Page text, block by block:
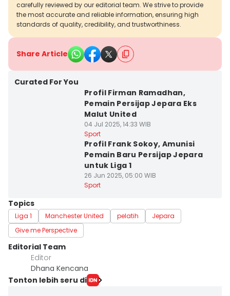
carefully reviewed by our editorial team. We strive to provide
the most accurate and reliable information, ensuring high
standards of quality, credibility, and trustworthiness.
Share Article
Curated For You
Profil Firman Ramadhan,
Pemain Persijap Jepara Eks
Malut United
04 Jul 2025, 14:33 WIB
Sport
Profil Frank Sokoy, Amunisi
Pemain Baru Persijap Jepara
untuk Liga 1
26 Jun 2025, 05:00 WIB
Sport
Topics
Liga 1 Manchester United pelatih
Jepara
Give me Perspective
Editorial Team
Editor
Dhana Kencana
Tonton lebih seru di